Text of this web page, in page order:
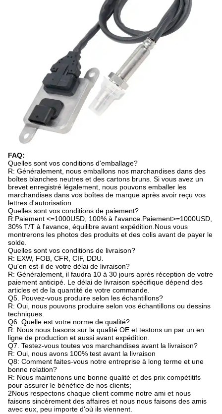
FAQ:
Quelles sont vos conditions d'emballage?
R: Généralement, nous emballons nos marchandises dans des
boîtes blanches neutres et des cartons bruns. Si vous avez un
brevet enregistré légalement, nous pouvons emballer les
marchandises dans vos boîtes de marque après avoir reçu vos
lettres d'autorisation.
Quelles sont vos conditions de paiement?
R:Paiement <=1000USD, 100% à l'avance.Paiement>=1000USD,
30% T/T à l'avance, équilibre avant expédition.Nous vous
montrerons les photos des produits et des colis avant de payer le
solde.
Quelles sont vos conditions de livraison?
R: EXW, FOB, CFR, CIF, DDU.
Qu'en est-il de votre délai de livraison?
R: Généralement, il faudra 10 à 30 jours après réception de votre
paiement anticipé. Le délai de livraison spécifique dépend des
articles et de la quantité de votre commande.
Q5. Pouvez-vous produire selon les échantillons?
R: Oui, nous pouvons produire selon vos échantillons ou dessins
techniques.
Q6. Quelle est votre norme de qualité?
R: Nous nous basons sur la qualité OE et testons un par un en
ligne de production et aussi avant expédition.
Q7. Testez-vous toutes vos marchandises avant la livraison?
R: Oui, nous avons 100% test avant la livraison
Q8: Comment faites-vous notre entreprise à long terme et une
bonne relation?
R: Nous maintenons une bonne qualité et des prix compétitifs
pour assurer le bénéfice de nos clients;
2Nous respectons chaque client comme notre ami et nous
faisons sincèrement des affaires et nous nous faisons des amis
avec eux, peu importe d'où ils viennent.